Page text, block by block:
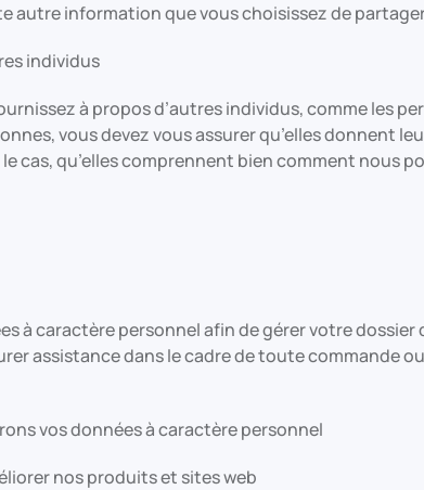
autre information que vous choisissez de
individus
à propos d’autres individus, comme les
vous devez vous assurer qu’elles donnent
cas, qu’elles comprennent bien comment nous
à caractère personnel afin de gérer votre
assistance dans le cadre de toute commande
vos données à caractère personnel
nos produits et sites web